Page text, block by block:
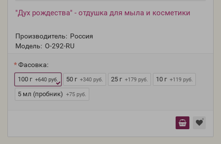
"Дух рождества" - отдушка для мыла и косметики
Производитель: Россия
Модель: O-292-RU
Фасовка:
100 г +640 руб. 50 г +340 руб. 25 г +179 руб. 10 г +119 руб.
5 мл (пробник) +75 руб.